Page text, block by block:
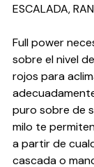
ESCALADA,
Full power
sobre el nivel
rojos para
puro sobre de
milo te
a partir de
cascada o